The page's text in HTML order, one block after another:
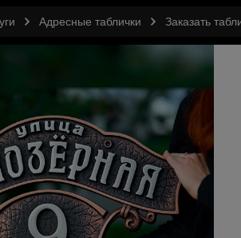
Адресные таблички Заказать